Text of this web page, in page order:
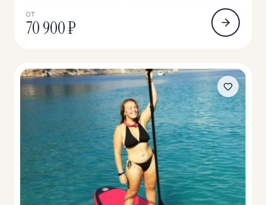
ОТ
70 900 ₽